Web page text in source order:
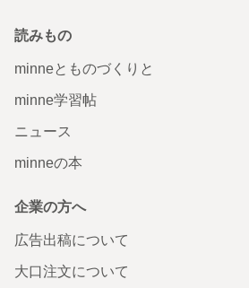
読みもの
minneとものづくりと
minne学習帖
ニュース
minneの本
企業の方へ
広告出稿について
大口注文について